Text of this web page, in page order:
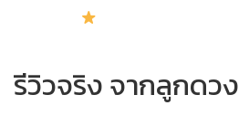
รีวิวจริง จากลูกดวง